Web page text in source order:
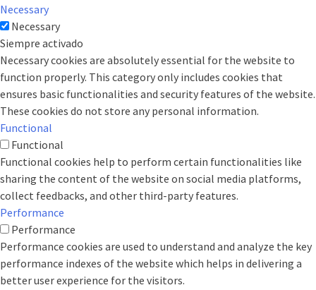
Necessary
Necessary
Siempre activado
Necessary cookies are absolutely essential for the website to
function properly. This category only includes cookies that
ensures basic functionalities and security features of the website.
These cookies do not store any personal information.
Functional
Functional
Functional cookies help to perform certain functionalities like
sharing the content of the website on social media platforms,
collect feedbacks, and other third-party features.
Performance
Performance
Performance cookies are used to understand and analyze the key
performance indexes of the website which helps in delivering a
better user experience for the visitors.